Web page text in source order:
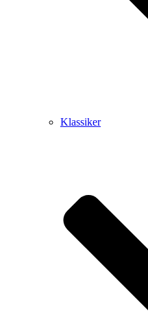
Klassiker